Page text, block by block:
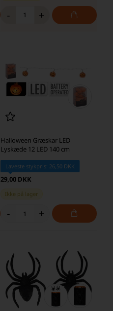
- +
Halloween Græskar LED
Lyskæde 12 LED 140 cm
Laveste stykpris: 26,50 DKK
29,00 DKK
Ikke på lager
- +